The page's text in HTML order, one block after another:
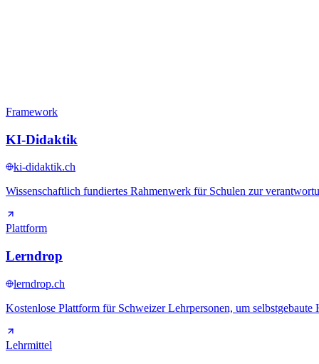
Framework
KI-Didaktik
ki-didaktik.ch
Wissenschaftlich fundiertes Rahmenwerk für Schulen zur
Plattform
Lerndrop
lerndrop.ch
Kostenlose Plattform für Schweizer Lehrpersonen, um
Lehrmittel